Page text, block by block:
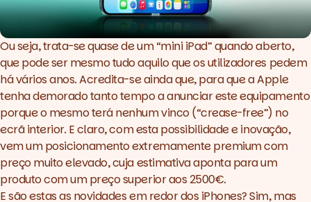
Ou seja, trata-se quase de um “mini iPad” quando aberto,
que pode ser mesmo tudo aquilo que os utilizadores pedem
há vários anos. Acredita-se ainda que, para que a Apple
tenha demorado tanto tempo a anunciar este equipamento
porque o mesmo terá nenhum vinco (“crease-free”) no
ecrã interior. E claro, com esta possibilidade e inovação,
vem um posicionamento extremamentepremiumcom
preço muito elevado, cuja estimativa aponta para um
produto com um preço superior aos 2500€.
E são estas as novidades em redor dos iPhones? Sim, mas